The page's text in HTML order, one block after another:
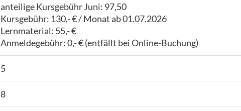
anteilige Kursgebühr Juni: 97,50
Kursgebühr: 130,- € / Monat ab 01.07.2026
Lernmaterial: 55,- €
Anmeldegebühr: 0,- € (entfällt bei Online-Buchung)
5
8